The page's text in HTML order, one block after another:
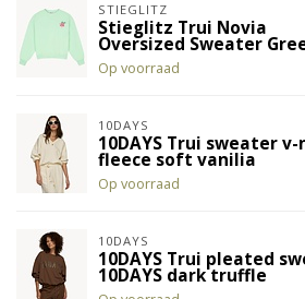
STIEGLITZ
Stieglitz Trui Novia
Oversized Sweater
Op voorraad
10DAYS
10DAYS Trui sweater v-
fleece soft vanilia
Op voorraad
10DAYS
10DAYS Trui pleated
10DAYS dark truffle